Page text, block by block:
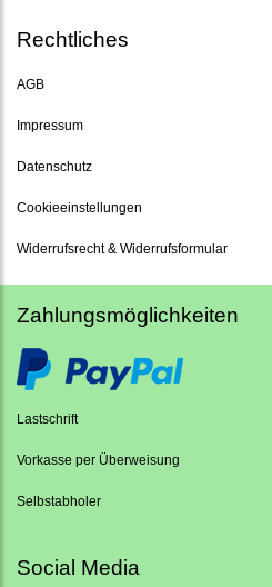
Rechtliches
AGB
Impressum
Datenschutz
Cookieeinstellungen
Widerrufsrecht & Widerrufsformular
Zahlungsmöglichkeiten
Lastschrift
Vorkasse per Überweisung
Selbstabholer
Social Media